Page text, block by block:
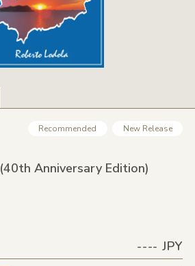
Recommended New Release
(40th Anniversary Edition)
---- JPY